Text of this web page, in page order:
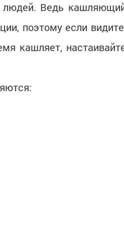
людей. Ведь
поэтому если
кашляет,